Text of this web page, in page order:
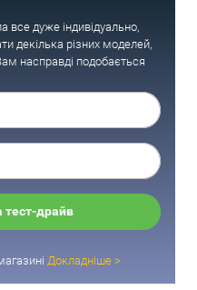
все дуже індивідуально,
декілька різних моделей,
насправді подобається
тест-драйв
Докладніше >